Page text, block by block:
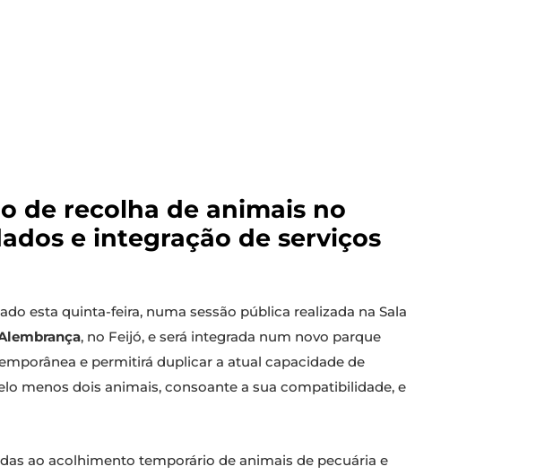
de recolha de animais no
e integração de serviços
esta quinta-feira, numa sessão pública realizada na Sala
, no Feijó, e será integrada num novo parque
e permitirá duplicar a atual capacidade de
menos dois animais, consoante a sua compatibilidade, e
ao acolhimento temporário de animais de pecuária e